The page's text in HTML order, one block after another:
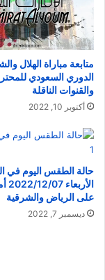
متابعة مباراة الهلال
الدوري السعودي
والقنوات الناقلة
أكتوبر 10, 2022
حالة الطقس اليوم في
على الرياض والشرقية
ديسمبر 7, 2022